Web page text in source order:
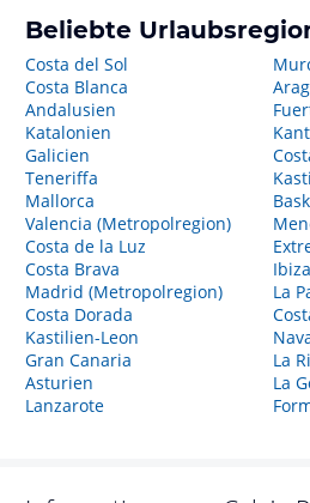
Beliebte
Costa del Sol
Costa Blanca
Andalusien
Katalonien
Galicien
Teneriffa
Mallorca
Valencia (Metropolregion)
Costa de la Luz
Costa Brava
Madrid (Metropolregion)
Costa Dorada
Kastilien-Leon
Gran Canaria
Asturien
Lanzarote
Ibiza
La
La
La